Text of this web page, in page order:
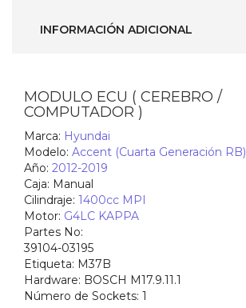
INFORMACIÓN ADICIONAL
MODULO ECU ( CEREBRO /
COMPUTADOR )
Marca: Hyundai
Modelo: Accent (Cuarta Generación RB)
Año: 2012-2019
Caja: Manual
Cilindraje: 1400cc MPI
Motor: G4LC KAPPA
Partes No:
39104-03195
Etiqueta: M37B
Hardware: BOSCH M17.9.11.1
Número de Sockets: 1